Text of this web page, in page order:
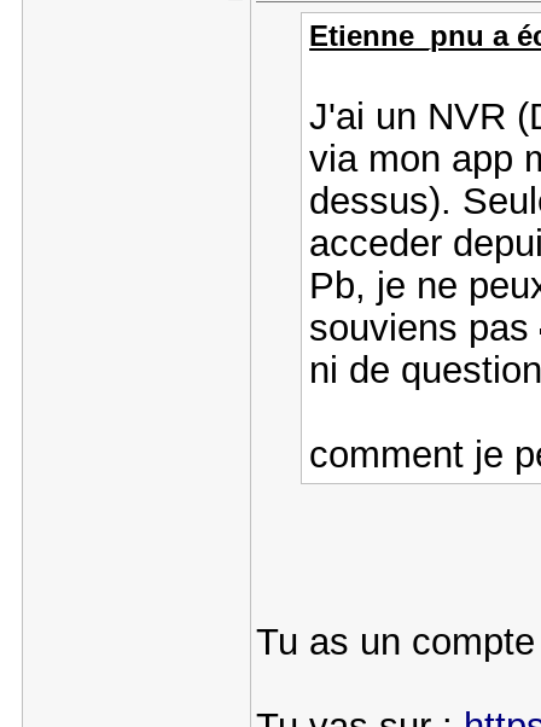
Etienne_pnu a
J'ai un NVR
via mon app
dessus).
acceder
Pb, je ne
souviens pas
ni de
comment je
Tu as un